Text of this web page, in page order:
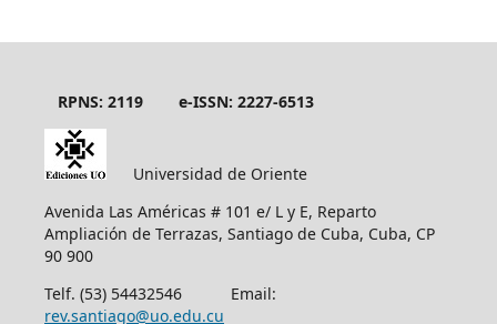
RPNS: 2119 e-ISSN: 2227-6513
Universidad de Oriente
Avenida Las Américas # 101 e/ L y E, Reparto
Ampliación de Terrazas, Santiago de Cuba, Cuba, CP
90 900
Telf. (53) 54432546 Email:
rev.santiago@uo.edu.cu